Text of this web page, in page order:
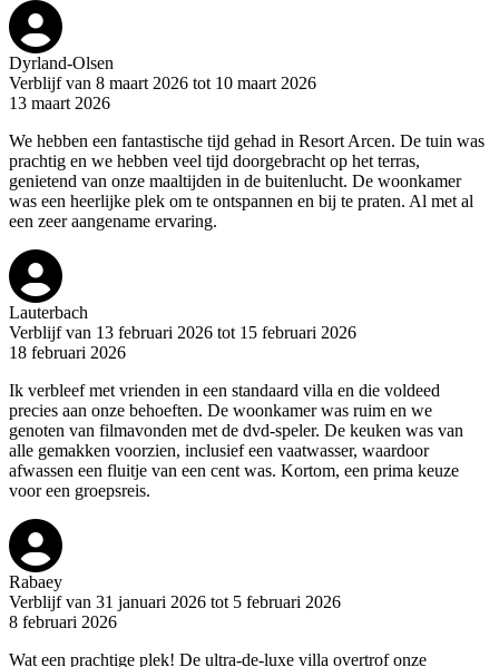
Dyrland-Olsen
Verblijf van 8 maart 2026 tot 10 maart 2026
13 maart 2026
We hebben een fantastische tijd gehad in Resort Arcen. De tuin was
prachtig en we hebben veel tijd doorgebracht op het terras,
genietend van onze maaltijden in de buitenlucht. De woonkamer
was een heerlijke plek om te ontspannen en bij te praten. Al met al
een zeer aangename ervaring.
Lauterbach
Verblijf van 13 februari 2026 tot 15 februari 2026
18 februari 2026
Ik verbleef met vrienden in een standaard villa en die voldeed
precies aan onze behoeften. De woonkamer was ruim en we
genoten van filmavonden met de dvd-speler. De keuken was van
alle gemakken voorzien, inclusief een vaatwasser, waardoor
afwassen een fluitje van een cent was. Kortom, een prima keuze
voor een groepsreis.
Rabaey
Verblijf van 31 januari 2026 tot 5 februari 2026
8 februari 2026
Wat een prachtige plek! De ultra-de-luxe villa overtrof onze